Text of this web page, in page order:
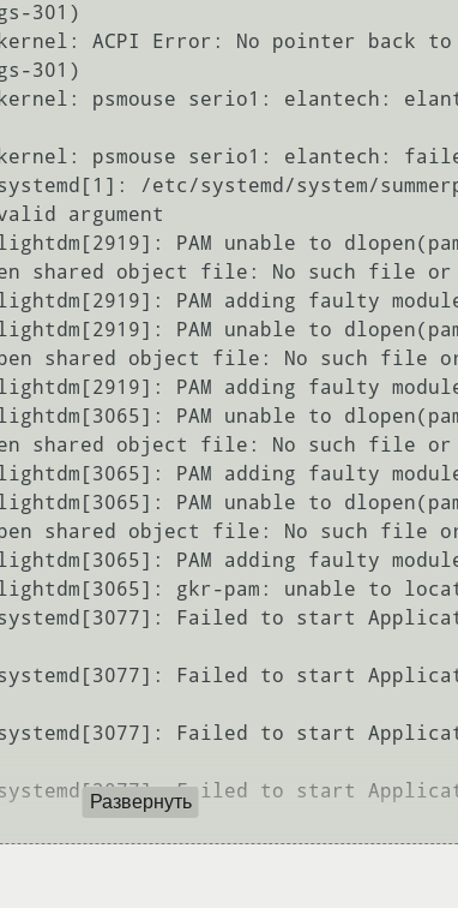
301)
ACPI Error: No pointer back to
301)
psmouse serio1: elantech:
psmouse serio1: elantech:
/etc/systemd/system/
argument
PAM unable to
shared object file: No such file
PAM adding faulty
PAM unable to
shared object file: No such file
PAM adding faulty
PAM unable to
shared object file: No such file
PAM adding faulty
PAM unable to
shared object file: No such file
PAM adding faulty
gkr-pam: unable to
Failed to start
Failed to start
Failed to start
Failed to start
Развернуть